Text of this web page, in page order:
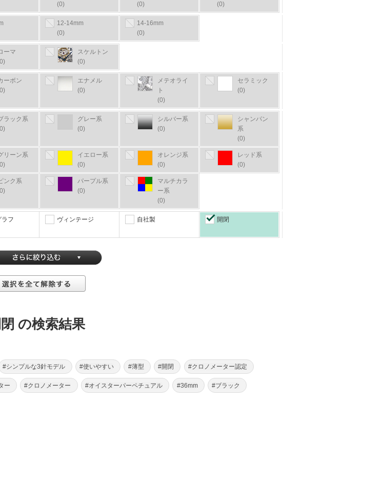
(0)
(0)
(0)
12-14mm
(0)
14-16mm
(0)
ーマ
スケルトン
(0)
ーボン
エナメル
(0)
メテオライ
ト
(0)
セラミック
(0)
ラック系
グレー系
(0)
シルバー系
(0)
シャンパン
系
(0)
リーン系
イエロー系
(0)
オレンジ系
(0)
レッド系
(0)
ンク系
パープル系
(0)
マルチカラ
ー系
(0)
ラフ ヴィンテージ 自社製 開閉
の検索結果
#シンプルな3針モデル #使いやすい #薄型 #開閉 #クロノメーター認定
ー #クロノメーター #オイスターパーペチュアル #36mm #ブラック